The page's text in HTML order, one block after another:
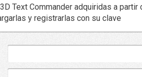
Text Commander adquiridas a
y registrarlas con su clave